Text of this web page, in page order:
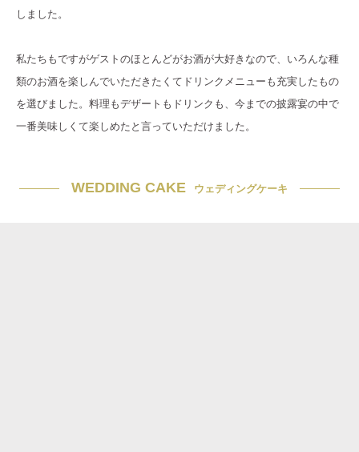
しました。
私たちもですがゲストのほとんどがお酒が大好きなので、いろんな種
類のお酒を楽しんでいただきたくてドリンクメニューも充実したもの
を選びました。料理もデザートもドリンクも、今までの披露宴の中で
一番美味しくて楽しめたと言っていただけました。
WEDDING CAKE ウェディングケーキ